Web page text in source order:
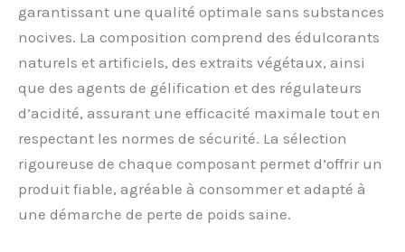
garantissant une qualité optimale sans substances
nocives. La composition comprend des édulcorants
naturels et artificiels, des extraits végétaux, ainsi
que des agents de gélification et des régulateurs
d’acidité, assurant une efficacité maximale tout en
respectant les normes de sécurité. La sélection
rigoureuse de chaque composant permet d’offrir un
produit fiable, agréable à consommer et adapté à
une démarche de perte de poids saine.